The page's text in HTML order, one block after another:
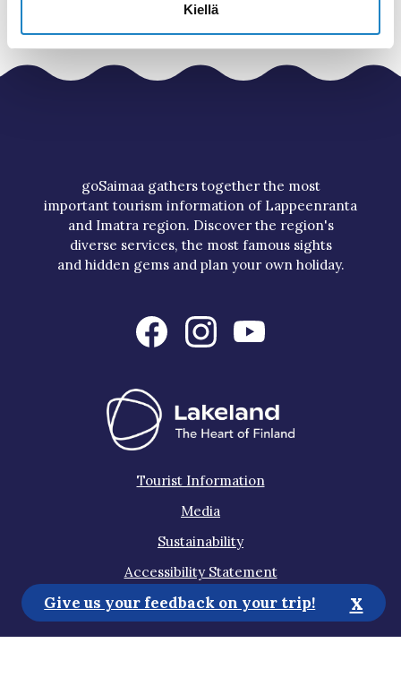
Kiellä
goSaimaa gathers together the most
important tourism information of Lappeenranta
and Imatra region. Discover the region's
diverse services, the most famous sights
and hidden gems and plan your own holiday.
Tourist Information
Media
Sustainability
Accessibility Statement
Privacy Policy
Give us your feedback on your trip! x